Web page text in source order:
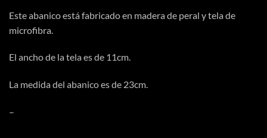
Este abanico está fabricado en madera de peral y tela de
microfibra.
El ancho de la tela es de 11cm.
La medida del abanico es de 23cm.
–